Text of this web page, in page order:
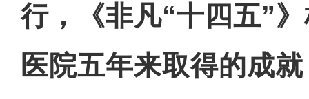
行，《非凡“十四五”
医院五年来取得的成